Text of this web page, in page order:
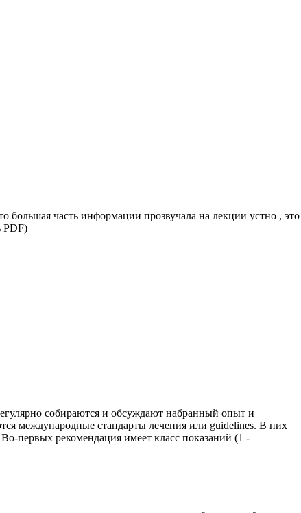
часть информации прозвучала на лекции устно , это
PDF)
собираются и обсуждают набранный опыт и
международные стандарты лечения или guidelines. В них
первых рекомендация имеет класс показаний (1 -